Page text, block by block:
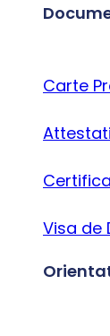
Carte
Visa de